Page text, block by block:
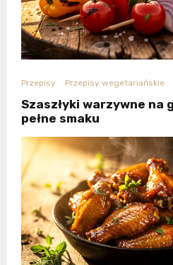
Przepisy Przepisy wegetariańskie
Szaszłyki warzywne na
pełne smaku